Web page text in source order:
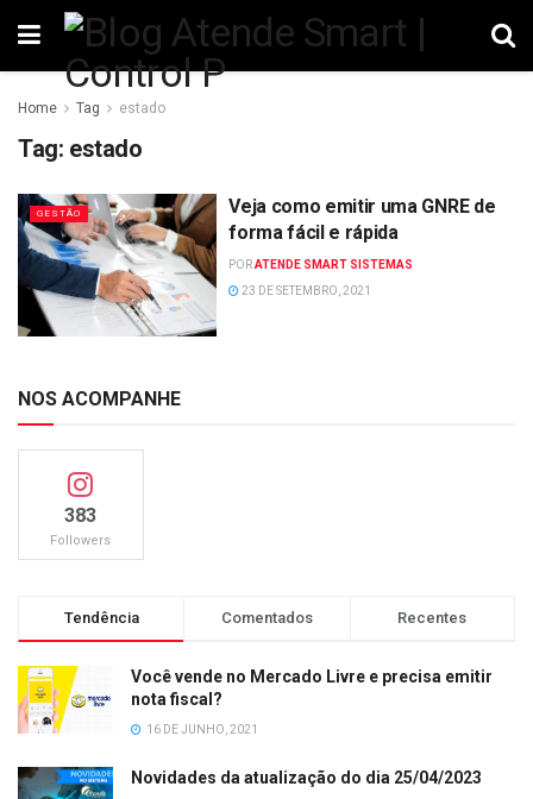
Home Tag estado
Tag: estado
GESTÃO
Veja como emitir uma GNRE de
forma fácil e rápida
PORATENDE SMART SISTEMAS
23 DE SETEMBRO, 2021
NOS ACOMPANHE
383
Followers
Tendência Comentados Recentes
Você vende no Mercado Livre e precisa emitir
nota fiscal?
16 DE JUNHO, 2021
Novidades da atualização do dia 25/04/2023